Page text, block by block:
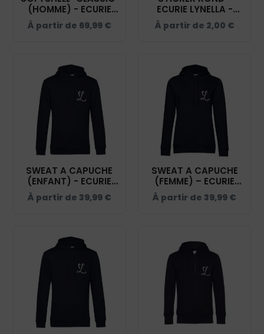
(HOMME) - ECURIE
LYNELLA - NAVY -
0200912
À partir de 69,99 €
ECURIE LYNELLA -
STI001
À partir de 2,00 €
SWEAT A CAPUCHE
(ENFANT) - ECURIE
LYNELLA - NAVY -
K477
À partir de 39,99 €
SWEAT A CAPUCHE
(FEMME) – ECURIE
LYNELLA - NAVY -
BCW34B
À partir de 39,99 €